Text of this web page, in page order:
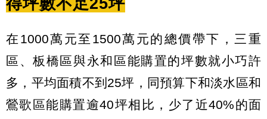
得坪數不足25坪
在1000萬元至1500萬元的總價帶下，三重
區、板橋區與永和區能購置的坪數就小巧許
多，平均面積不到25坪，同預算下和淡水區和
鶯歌區能購置逾40坪相比，少了近40%的面